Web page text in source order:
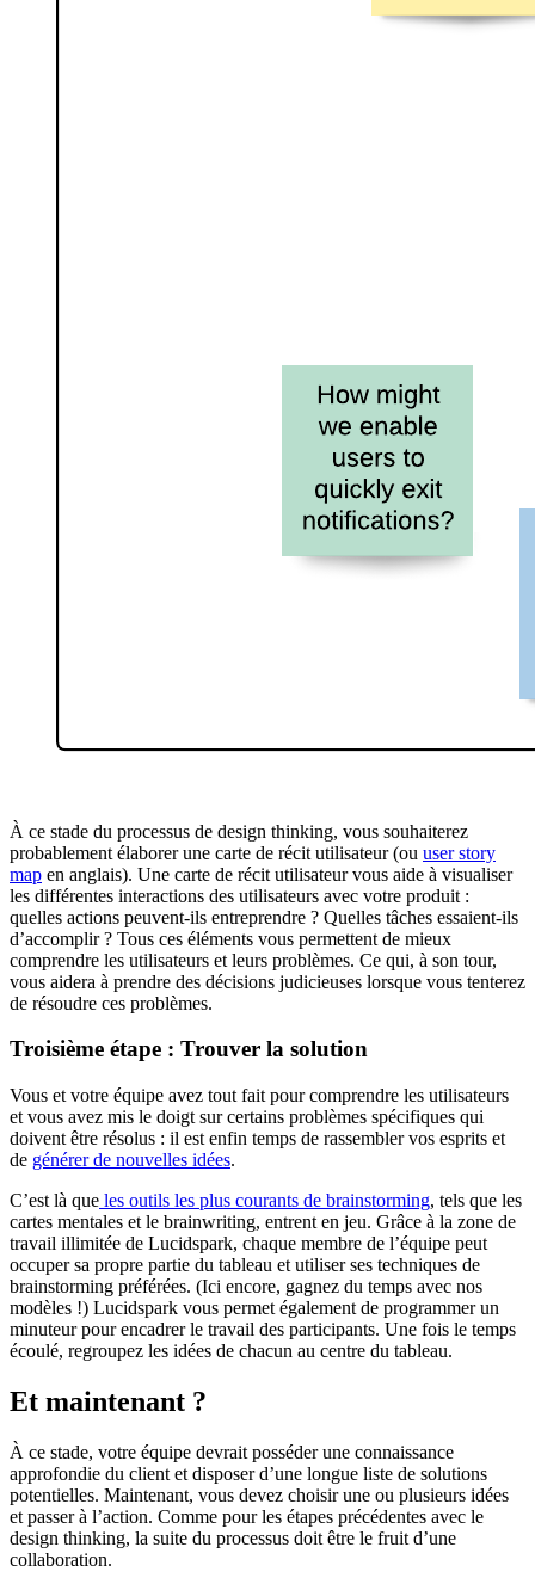
À ce stade du processus de design thinking, vous souhaiterez
probablement élaborer une carte de récit utilisateur (ou user story
map en anglais). Une carte de récit utilisateur vous aide à visualiser
les différentes interactions des utilisateurs avec votre produit :
quelles actions peuvent-ils entreprendre ? Quelles tâches essaient-ils
d’accomplir ? Tous ces éléments vous permettent de mieux
comprendre les utilisateurs et leurs problèmes. Ce qui, à son tour,
vous aidera à prendre des décisions judicieuses lorsque vous tenterez
de résoudre ces problèmes.
Troisième étape : Trouver la solution
Vous et votre équipe avez tout fait pour comprendre les utilisateurs
et vous avez mis le doigt sur certains problèmes spécifiques qui
doivent être résolus : il est enfin temps de rassembler vos esprits et
de générer de nouvelles idées.
C’est là que les outils les plus courants de brainstorming, tels que les
cartes mentales et le brainwriting, entrent en jeu. Grâce à la zone de
travail illimitée de Lucidspark, chaque membre de l’équipe peut
occuper sa propre partie du tableau et utiliser ses techniques de
brainstorming préférées. (Ici encore, gagnez du temps avec nos
modèles !) Lucidspark vous permet également de programmer un
minuteur pour encadrer le travail des participants. Une fois le temps
écoulé, regroupez les idées de chacun au centre du tableau.
Et maintenant ?
À ce stade, votre équipe devrait posséder une connaissance
approfondie du client et disposer d’une longue liste de solutions
potentielles. Maintenant, vous devez choisir une ou plusieurs idées
et passer à l’action. Comme pour les étapes précédentes avec le
design thinking, la suite du processus doit être le fruit d’une
collaboration.